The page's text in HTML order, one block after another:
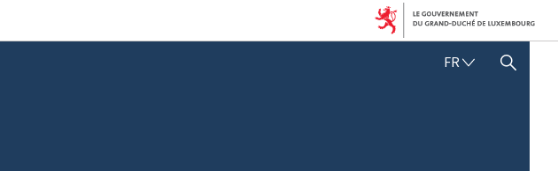
FRF
AFFICHER / MASQUER LA RECHERCHE